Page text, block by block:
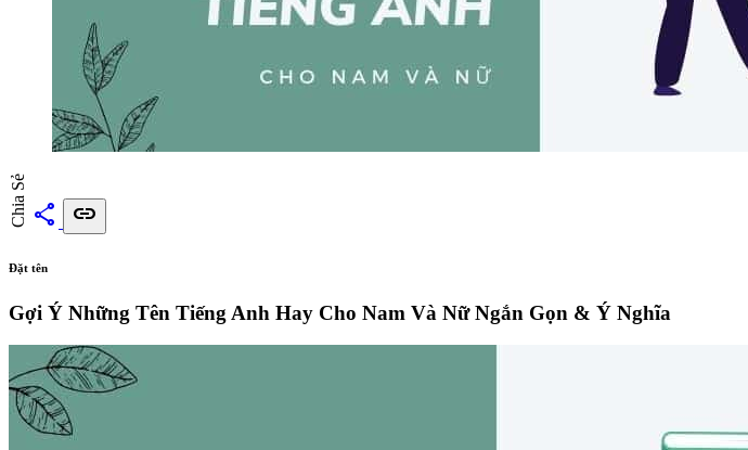
Chia Sẻ share link
Đặt tên
Gợi Ý Những Tên Tiếng Anh Hay Cho Nam Và Nữ Ngắn Gọn & Ý Nghĩa